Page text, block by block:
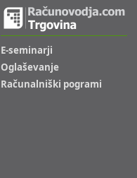
E-seminarji
Oglaševanje
Računalniški pogrami